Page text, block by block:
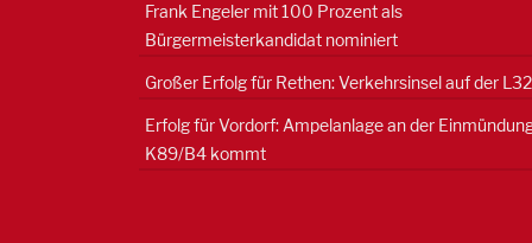
Frank Engeler mit 100 Prozent als
Bürgermeisterkandidat nominiert
Großer Erfolg für Rethen: Verkehrsinsel auf der
Erfolg für Vordorf: Ampelanlage an der
K89/B4 kommt